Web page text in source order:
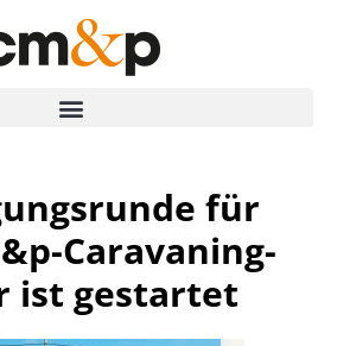
für
Caravaning-
ist gestartet